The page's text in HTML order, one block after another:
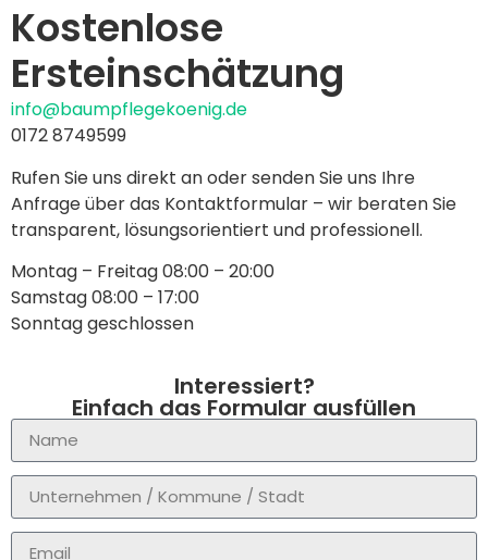
Kostenlose
Ersteinschätzung
info@baumpflegekoenig.de
0172 8749599‬
Rufen Sie uns direkt an oder senden Sie uns Ihre
Anfrage über das Kontaktformular – wir beraten Sie
transparent, lösungsorientiert und professionell.
Montag – Freitag 08:00 – 20:00
Samstag 08:00 – 17:00
Sonntag geschlossen
Interessiert?
Einfach das Formular ausfüllen